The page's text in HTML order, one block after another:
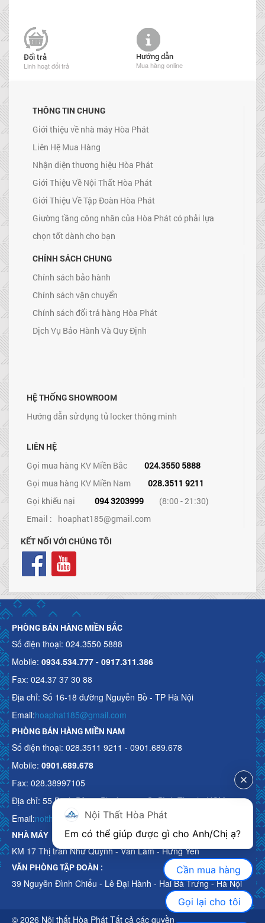
Đổi trả
Linh hoạt đổi trả
Hướng dẫn
Mua hàng online
THÔNG TIN CHUNG
Giới thiệu về nhà máy Hòa Phát
Liên Hệ Mua Hàng
Nhận diện thương hiệu Hòa Phát
Giới Thiệu Về Nội Thất Hòa Phát
Giới Thiệu Về Tập Đoàn Hòa Phát
Giường tầng công nhân của Hòa Phát có phải lựa
chọn tốt dành cho bạn
CHÍNH SÁCH CHUNG
Chính sách bảo hành
Chính sách vận chuyển
Chính sách đổi trả hàng Hòa Phát
Dịch Vụ Bảo Hành Và Quy Định
HỆ THỐNG SHOWROOM
Hướng dẫn sử dụng tủ locker thông minh
LIÊN HỆ
Gọi mua hàng KV Miền Bắc
024.3550 5888
Gọi mua hàng KV Miền Nam
028.3511 9211
Gọi khiếu nại
094 3203999
(8:00 - 21:30)
Email : hoaphat185@gmail.com
KẾT NỐI VỚI CHÚNG TÔI
PHÒNG BÁN HÀNG MIỀN BẮC
Số điện thoại: 024.3550 5888
Mobile: 0934.534.777 - 0917.311.386
Fax: 024.37 37 30 88
Địa chỉ: Số 16-18 đường Nguyễn Bồ - TP Hà Nội
Email:hoaphat185@gmail.com
PHÒNG BÁN HÀNG MIỀN NAM
Số điện thoại: 028.3511 9211 - 0901.689.678
Mobile: 0901.689.678
Fax: 028.38997105
Địa chỉ: 55 Bạch Đằng, Phường 15, Q. Bình Thạnh, HCM
Email:noithathoaphattot@gmail.com
NHÀ MÁY
KM 17 Thị trấn Như Quỳnh - Văn Lâm - Hưng Yên
VĂN PHÒNG TẬP ĐOÀN :
39 Nguyễn Đình Chiểu - Lê Đại Hành - Hai Bà Trưng - Hà Nội
© 2026 Nội thất Hòa Phát Tất cả các quyền
Nội Thất Hòa Phát
Cần mua hàng
Gọi lại cho tôi